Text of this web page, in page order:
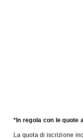
*In regola con le quote
La quota di iscrizione